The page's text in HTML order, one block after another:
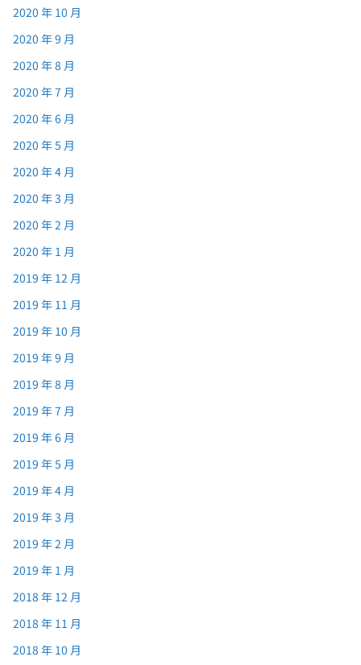
2020 年 10 月
2020 年 9 月
2020 年 8 月
2020 年 7 月
2020 年 6 月
2020 年 5 月
2020 年 4 月
2020 年 3 月
2020 年 2 月
2020 年 1 月
2019 年 12 月
2019 年 11 月
2019 年 10 月
2019 年 9 月
2019 年 8 月
2019 年 7 月
2019 年 6 月
2019 年 5 月
2019 年 4 月
2019 年 3 月
2019 年 2 月
2019 年 1 月
2018 年 12 月
2018 年 11 月
2018 年 10 月